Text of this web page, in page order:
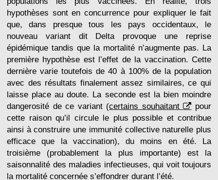
hypothèses sont en concurrence pour expliquer le fait
que, dans presque tous les pays occidentaux, le
nouveau variant dit Delta provoque une reprise
épidémique tandis que la mortalité n’augmente pas. La
première hypothèse est l’effet de la vaccination. Cette
dernière varie toutefois de 40 à 100% de la population
avec des résultats finalement assez similaires, ce qui
laisse place au doute. La seconde est la bien moindre
dangerosité de ce variant (certains souhaitant
pour
cette raison qu’il circule le plus possible et contribue
ainsi à construire une immunité collective naturelle plus
efficace que la vaccination), du moins en été. La
troisième (probablement la plus importante) est la
saisonnalité des maladies infectieuses, qui voit toujours
la mortalité concernée s’effondrer durant l’été.